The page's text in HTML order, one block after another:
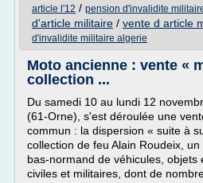
article l'12 / pension d'invalidite
d'article militaire / vente d article
d'invalidite militaire algerie
Moto ancienne : vente «
collection ...
Du samedi 10 au lundi 12
(61-Orne), s'est déroulée une
commun : la dispersion « suite à
collection de feu Alain Roudeix,
bas-normand de véhicules, objets
civiles et militaires, dont de